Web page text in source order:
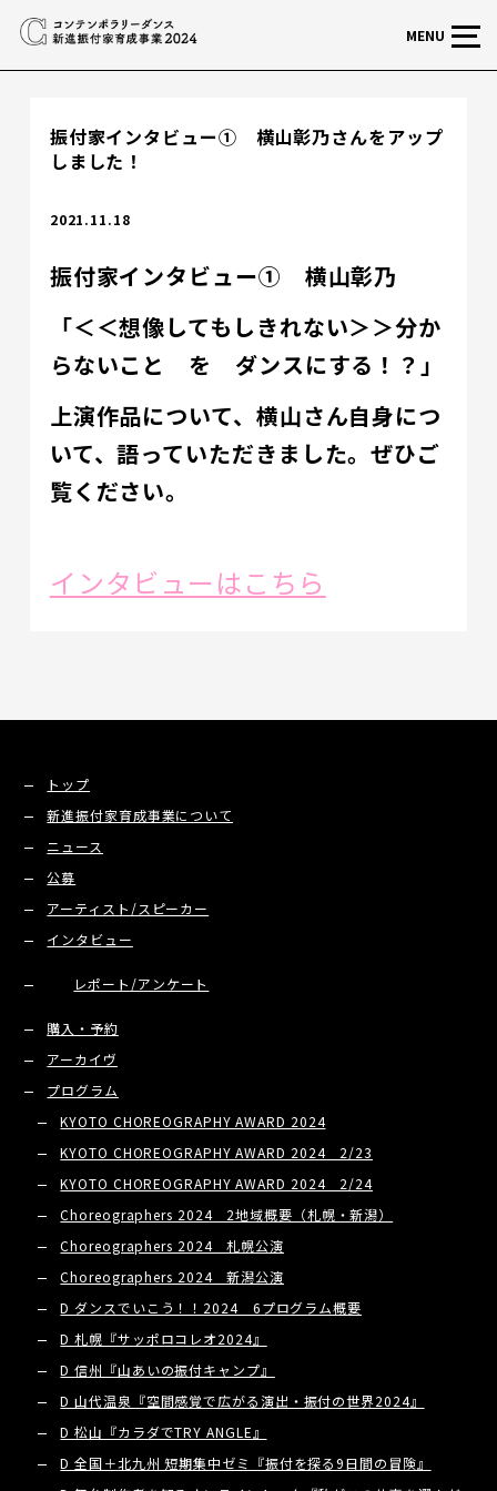
MENU
振付家インタビュー① 横山彰乃さんをアップ
しました！
2021.11.18
振付家インタビュー① 横山彰乃
「＜＜想像してもしきれない＞＞分か
らないこと を ダンスにする！？」
上演作品について、横山さん自身につ
いて、語っていただきました。ぜひご
覧ください。
インタビューはこちら
トップ
新進振付家育成事業について
ニュース
公募
アーティスト/スピーカー
インタビュー
レポート/アンケート
購入・予約
アーカイヴ
プログラム
KYOTO CHOREOGRAPHY AWARD 2024
KYOTO CHOREOGRAPHY AWARD 2024 2/23
KYOTO CHOREOGRAPHY AWARD 2024 2/24
Choreographers 2024 2地域概要（札幌・新潟）
Choreographers 2024 札幌公演
Choreographers 2024 新潟公演
D ダンスでいこう！！2024 6プログラム概要
D 札幌『サッポロコレオ2024』
D 信州『山あいの振付キャンプ』
D 山代温泉『空間感覚で広がる演出・振付の世界2024』
D 松山『カラダでTRY ANGLE』
D 全国＋北九州 短期集中ゼミ『振付を探る9日間の冒険』